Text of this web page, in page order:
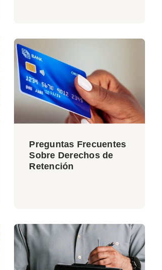
Preguntas Frecuentes
Sobre Derechos de
Retención